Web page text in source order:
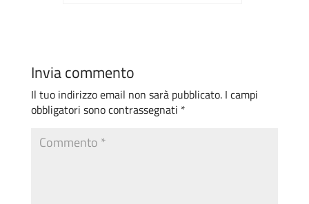
Invia commento
Il tuo indirizzo email non sarà pubblicato. I campi
obbligatori sono contrassegnati *